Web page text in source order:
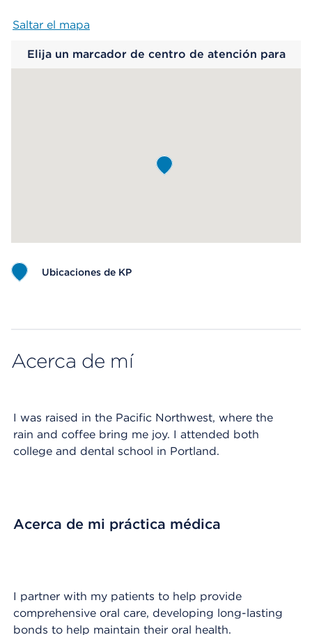
Saltar el mapa
Elija un marcador de centro de atención para
Ubicaciones de KP
Acerca de mí
I was raised in the Pacific Northwest, where the
rain and coffee bring me joy. I attended both
college and dental school in Portland.
Acerca de mi práctica médica
I partner with my patients to help provide
comprehensive oral care, developing long-lasting
bonds to help maintain their oral health.